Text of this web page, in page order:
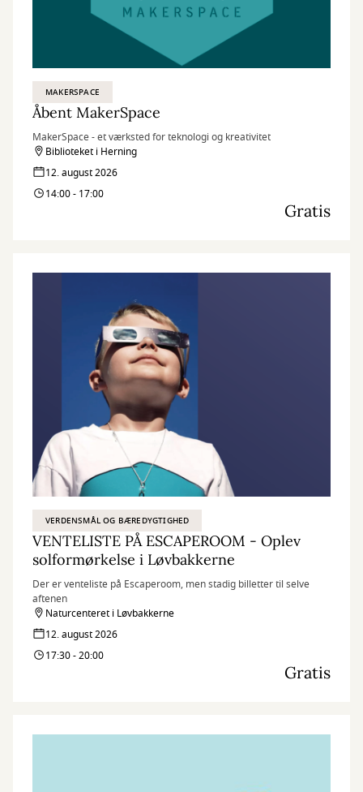
MAKERSPACE
Åbent MakerSpace
MakerSpace - et værksted for teknologi og kreativitet
Biblioteket i Herning
12. august 2026
14:00 - 17:00
Gratis
VERDENSMÅL OG BÆREDYGTIGHED
VENTELISTE PÅ ESCAPEROOM - Oplev
solformørkelse i Løvbakkerne
Der er venteliste på Escaperoom, men stadig billetter til selve
aftenen
Naturcenteret i Løvbakkerne
12. august 2026
17:30 - 20:00
Gratis